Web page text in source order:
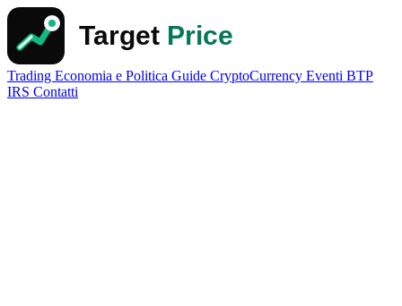
Trading Economia e Politica Guide CryptoCurrency Eventi BTP
IRS Contatti